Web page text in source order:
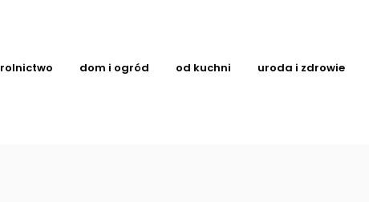
rolnictwo dom i ogród od kuchni uroda i zdrowie